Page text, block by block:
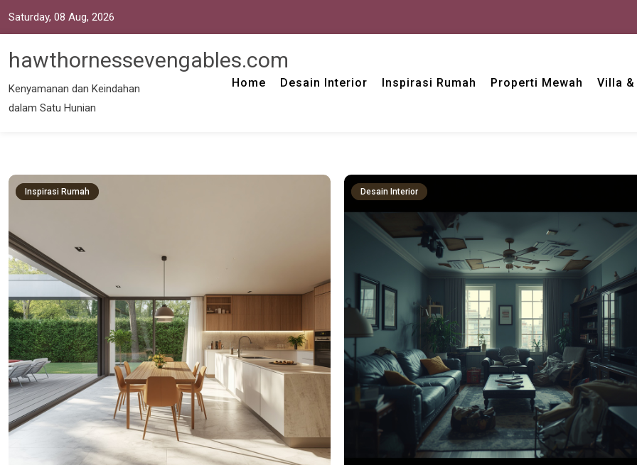
Saturday, 08 Aug, 2026
hawthornessevengables.com
Kenyamanan dan Keindahan
dalam Satu Hunian
Home Desain Interior Inspirasi Rumah Properti Mewah Villa
Inspirasi Rumah Desain Interior